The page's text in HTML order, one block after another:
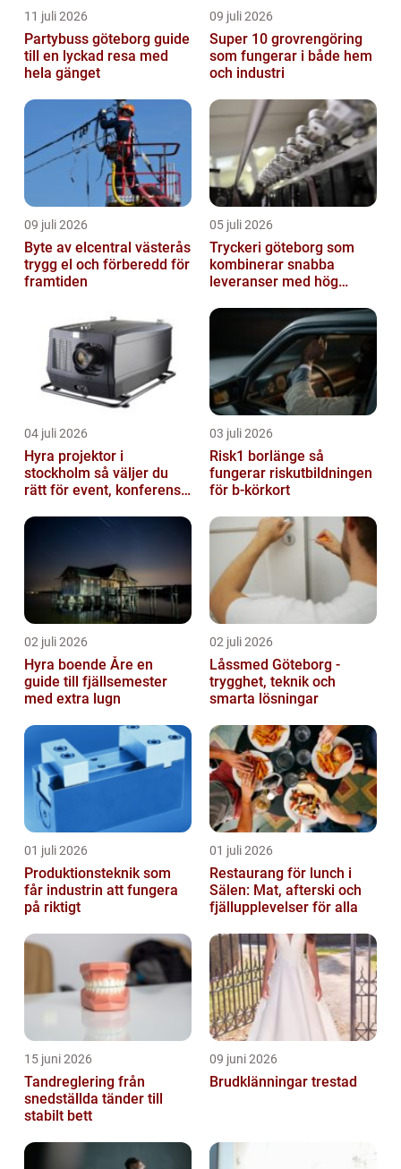
11 juli 2026
Partybuss göteborg guide
till en lyckad resa med
hela gänget
09 juli 2026
Super 10 grovrengöring
som fungerar i både hem
och industri
09 juli 2026
Byte av elcentral västerås
trygg el och förberedd för
framtiden
05 juli 2026
Tryckeri göteborg som
kombinerar snabba
leveranser med hög
04 juli 2026
Hyra projektor i
stockholm så väljer du
rätt för event, konferens
03 juli 2026
Risk1 borlänge så
fungerar riskutbildningen
för b-körkort
02 juli 2026
Hyra boende Åre en
guide till fjällsemester
med extra lugn
02 juli 2026
Låssmed Göteborg -
trygghet, teknik och
smarta lösningar
01 juli 2026
Produktionsteknik som
får industrin att fungera
på riktigt
01 juli 2026
Restaurang för lunch i
Sälen: Mat, afterski och
fjällupplevelser för alla
15 juni 2026
Tandreglering från
snedställda tänder till
stabilt bett
09 juni 2026
Brudklänningar trestad